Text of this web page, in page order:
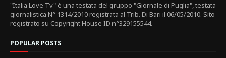
"Italia Love Tv" è una testata del gruppo "Giornale di Puglia", testata
giornalistica N° 1314/2010 registrata al Trib. Di Bari il 06/05/2010. Sito
registrato su Copyright House ID n°329155544.
POPULAR POSTS